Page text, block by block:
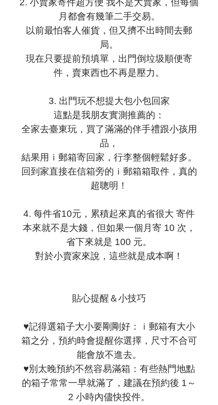
2. 小賣家寄件超方便 我不是大賣家，但每個
月都會有幾筆二手交易。
以前最怕客人催貨，但又擠不出時間去郵
局。
現在只要提前預填單，出門倒垃圾順便寄
件，賣東西也不再是壓力。
3. 出門玩不想提大包小包回家
這點是我朋友實測推薦的：
全家去臺東玩，買了滿滿的伴手禮跟小孩用
品，
結果用ｉ郵箱寄回家，行李整個輕鬆好多。
回到家直接在信箱旁的ｉ郵箱箱取件，真的
超聰明！
4. 每件省10元，累積起來真的省很大 寄件
本來就不是大錢，但如果一個月寄 10 次，
省下來就是 100 元。
對於小賣家來說，這些就是成本啊！
貼心提醒＆小技巧
♥記得選箱子大小要剛剛好：ｉ郵箱有大小
箱之分，預約時會提醒你選擇，尺寸不合可
能會放不進去。
♥別太晚預約不然容易滿箱：有些熱門地點
的箱子常常一早就滿了，建議在預約後 1～
2 小時內儘快投件。